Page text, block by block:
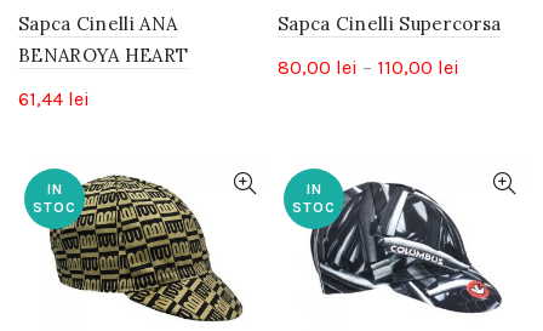
Sapca Cinelli ANA
BENAROYA HEART
61,44 lei
Sapca Cinelli Supercorsa
80,00 lei – 110,00 lei
până
110,00 lei
IN
STOC
IN
STOC